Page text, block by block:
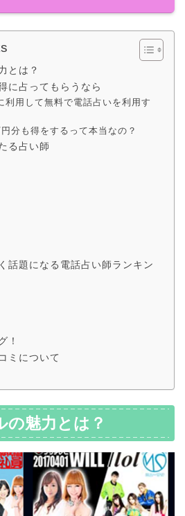
とは？
に占ってもらうなら
利用して無料で電話占いを利用す
分も得をするって本当なの？
る占い師
話題になる電話占い師ランキン
！
ミについて
の魅力とは？